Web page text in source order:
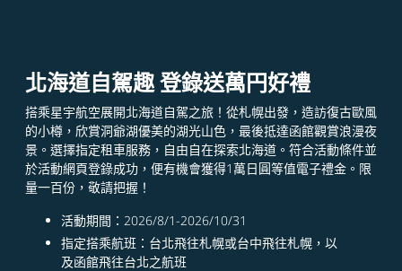
北海道自駕趣 登錄送萬円好禮​
搭乘星宇航空展開北海道自駕之旅！從札幌出發，造訪復古歐風
的小樽，欣賞洞爺湖優美的湖光山色，最後抵達函館觀賞浪漫夜
景。選擇指定租車服務，自由自在探索北海道。符合活動條件並
於活動網頁登錄成功，便有機會獲得1萬日圓等值電子禮金。限
量一百份，敬請把握！
活動期間：2026/8/1-2026/10/31​
指定搭乘航班：台北飛往札幌或台中飛往札幌，以
及函館飛往台北之航班​